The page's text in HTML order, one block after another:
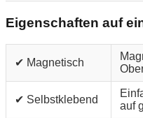
Eigenschaften auf
✔ Magnetisch
✔ Selbstklebend
auf